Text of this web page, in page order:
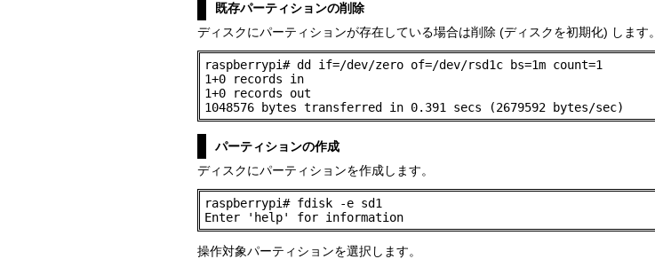
既存パーティションの削除
ディスクにパーティションが存在している場合は削除 (ディスクを初期化) します。
raspberrypi# dd if=/dev/zero of=/dev/rsd1c bs=1m count=1
1+0 records in
1+0 records out
1048576 bytes transferred in 0.391 secs (2679592 bytes/sec)
パーティションの作成
ディスクにパーティションを作成します。
raspberrypi# fdisk -e sd1
Enter 'help' for information
操作対象パーティションを選択します。